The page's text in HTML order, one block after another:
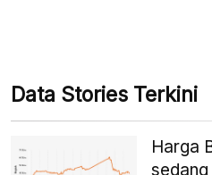
Data Stories Terkini
Harga